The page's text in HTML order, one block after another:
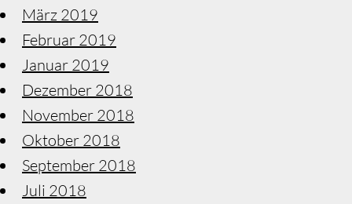
März 2019
Februar 2019
Januar 2019
Dezember 2018
November 2018
Oktober 2018
September 2018
Juli 2018